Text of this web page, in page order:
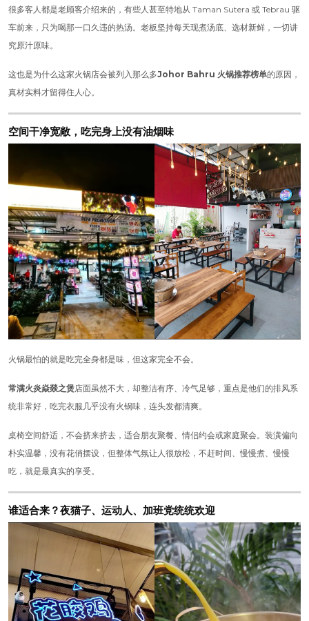
很多客人都是老顾客介绍来的，有些人甚至特地从 Taman Sutera 或 Tebrau 驱
车前来，只为喝那一口久违的热汤。老板坚持每天现煮汤底、选材新鲜，一切讲
究原汁原味。
这也是为什么这家火锅店会被列入那么多Johor Bahru 火锅推荐榜单的原因，
真材实料才留得住人心。
空间干净宽敞，吃完身上没有油烟味
火锅最怕的就是吃完全身都是味，但这家完全不会。
常满火炎焱燚之煲店面虽然不大，却整洁有序、冷气足够，重点是他们的排风系
统非常好，吃完衣服几乎没有火锅味，连头发都清爽。
桌椅空间舒适，不会挤来挤去，适合朋友聚餐、情侣约会或家庭聚会。装潢偏向
朴实温馨，没有花俏摆设，但整体气氛让人很放松，不赶时间、慢慢煮、慢慢
吃，就是最真实的享受。
谁适合来？夜猫子、运动人、加班党统统欢迎